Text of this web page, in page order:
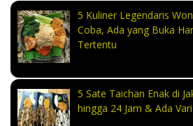
5 Kuliner Legendaris
Coba, Ada yang Buka
Tertentu
5 Sate Taichan Enak di
hingga 24 Jam & Ada